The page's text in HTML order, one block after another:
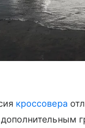
кроссовера